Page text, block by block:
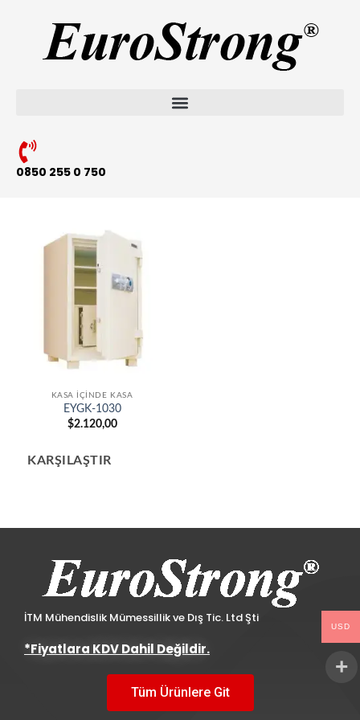
0850 255 0 750
KASA İÇINDE KASA
EYGK-1030
$2.120,00
KARŞILAŞTIR
İTM Mühendislik Mümessillik ve Dış Tic. Ltd Şti
*Fiyatlara KDV Dahil Değildir.
Tüm Ürünlere Git
USD